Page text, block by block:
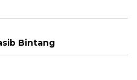
Bintang